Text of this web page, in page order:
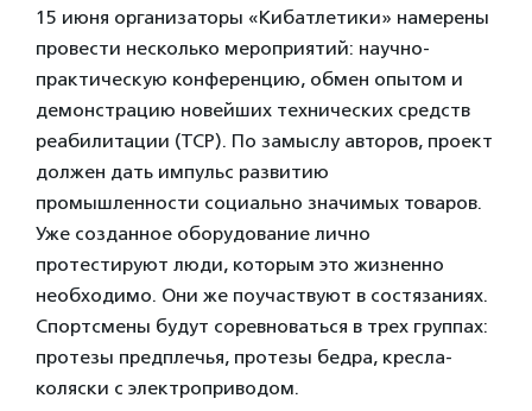
15 июня организаторы «Кибатлетики» намерены
провести несколько мероприятий: научно-
практическую конференцию, обмен опытом и
демонстрацию новейших технических средств
реабилитации (ТСР). По замыслу авторов, проект
должен дать импульс развитию
промышленности социально значимых товаров.
Уже созданное оборудование лично
протестируют люди, которым это жизненно
необходимо. Они же поучаствуют в состязаниях.
Спортсмены будут соревноваться в трех группах:
протезы предплечья, протезы бедра, кресла-
коляски с электроприводом.